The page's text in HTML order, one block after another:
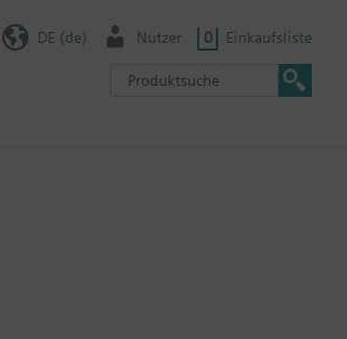
DE (de) Nutzer 0 Einkaufsliste